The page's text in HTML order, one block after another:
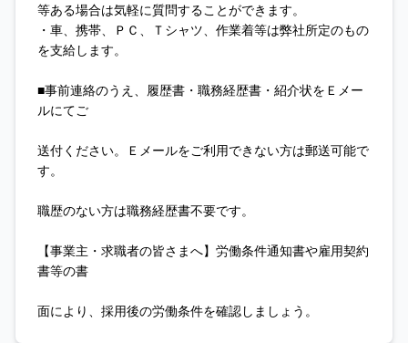
等ある場合は気軽に質問することができます。
・車、携帯、ＰＣ、Ｔシャツ、作業着等は弊社所定のもの
を支給します。
■事前連絡のうえ、履歴書・職務経歴書・紹介状をＥメー
ルにてご
送付ください。Ｅメールをご利用できない方は郵送可能で
す。
職歴のない方は職務経歴書不要です。
【事業主・求職者の皆さまへ】労働条件通知書や雇用契約
書等の書
面により、採用後の労働条件を確認しましょう。